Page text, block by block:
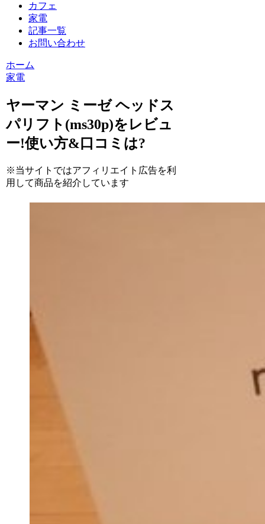
カフェ
家電
記事一覧
お問い合わせ
ホーム
家電
ヤーマン ミーゼ ヘッドス
パリフト(ms30p)をレビュ
ー!使い方&口コミは?
※当サイトではアフィリエイト広告を利
用して商品を紹介しています